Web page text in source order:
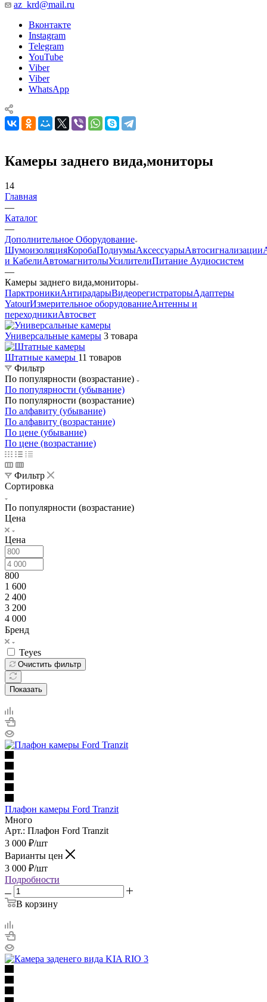
az_krd@mail.ru
Вконтакте
Instagram
Telegram
YouTube
Viber
Viber
WhatsApp
Камеры заднего вида,мониторы
14
Главная
—
Каталог
—
Дополнительное Оборудование
ШумоизоляцияКоробаПодиумыАксессуарыАвтосигнализации
и КабелиАвтомагнитолыУсилителиПитание Аудиосистем
—
Камеры заднего вида,мониторы
ПарктроникиАнтирадарыВидеорегистраторыАдаптеры
YatourИзмерительное оборудованиеАнтенны и
переходникиАвтосвет
Универсальные камеры 3 товара
Штатные камеры 11 товаров
Фильтр
По популярности (возрастание)
По популярности (убывание)
По популярности (возрастание)
По алфавиту (убывание)
По алфавиту (возрастание)
По цене (убывание)
По цене (возрастание)
Фильтр
Сортировка
По популярности (возрастание)
Цена
Цена
800
1 600
2 400
3 200
4 000
Бренд
Teyes
Очистить фильтр
Показать
Плафон камеры Ford Tranzit
Много
Арт.: Плафон Ford Tranzit
3 000 ₽/шт
Варианты цен
3 000 ₽/шт
Подробности
В корзину